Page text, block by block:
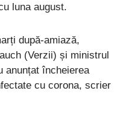
luna august.
după-amiază,
(Verzii) și ministrul
anunțat încheierea
cu corona, scrier